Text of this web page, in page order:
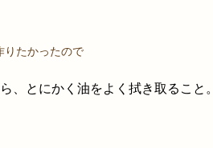
りたかったので
、とにかく油をよく拭き取ること。